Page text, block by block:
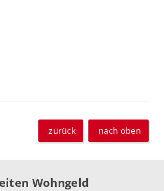
zurück nach oben
Wohngeld